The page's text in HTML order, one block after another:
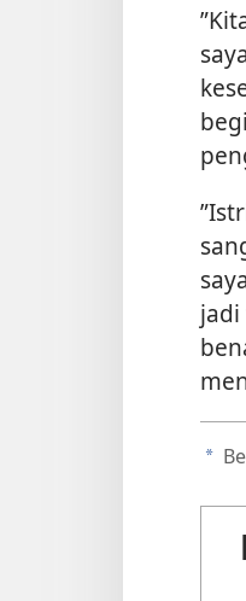
jadi
a